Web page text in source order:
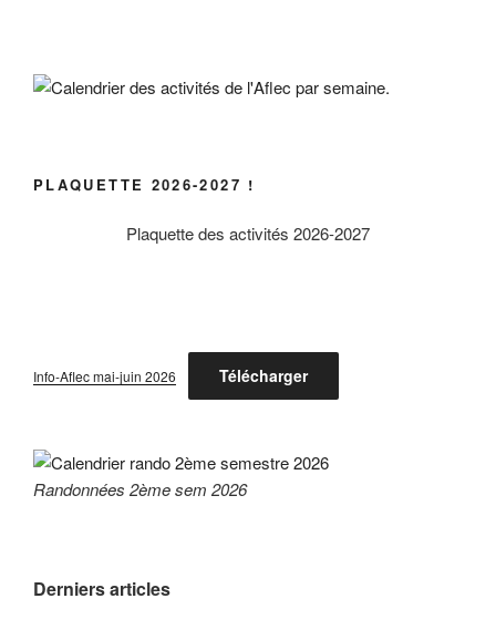
PLAQUETTE 2026-2027 !
Plaquette des activités 2026-2027
Info-Aflec mai-juin 2026 Télécharger
Randonnées 2ème sem 2026
Derniers articles